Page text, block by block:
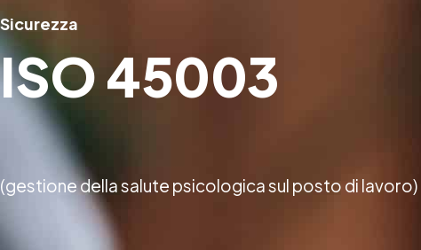
Sicurezza
ISO 45003
(gestione della salute psicologica sul posto di lavoro)